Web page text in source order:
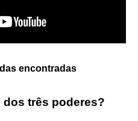
encontradas
três poderes?